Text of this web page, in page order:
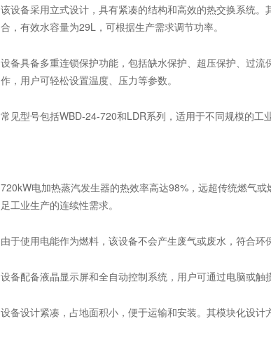
该设备采用立式设计，具有紧凑的结构和高效的热交换系统
合，有效水容量为29L，可根据生产需求调节功率。
设备具备多重连锁保护功能，包括缺水保护、超压保护、过
作，用户可轻松设置温度、压力等参数。
常见型号包括WBD-24-720和LDR系列，适用于不同规模的工
720kW电加热蒸汽发生器的热效率高达98%，远超传统燃气
足工业生产的连续性需求。
由于使用电能作为燃料，该设备不会产生废气或废水，符合环
设备配备液晶显示屏和全自动控制系统，用户可通过电脑或触
设备设计紧凑，占地面积小，便于运输和安装。其模块化设计